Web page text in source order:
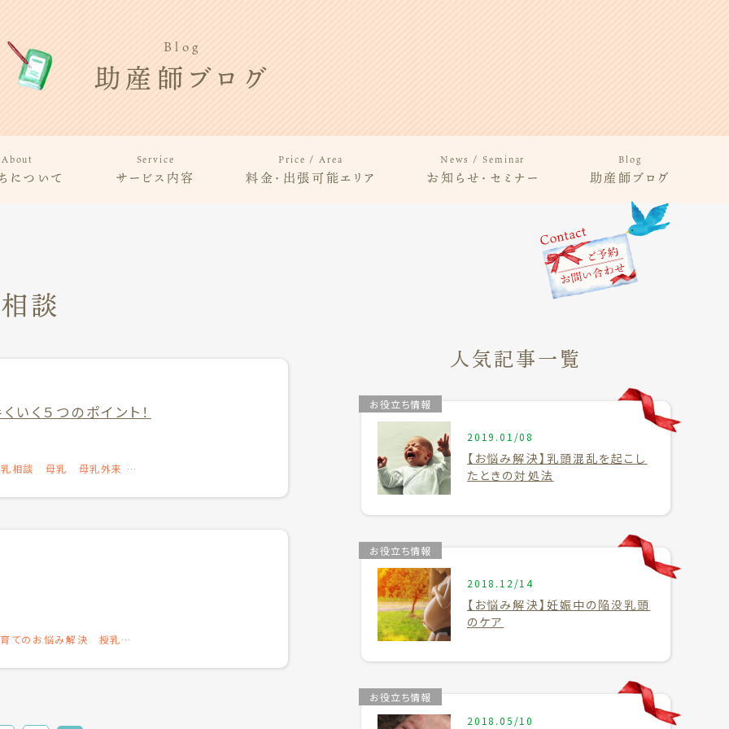
Blog
助産師ブログ
About
について
Service
サービス内容
Price / Area
料金・出張可能エリア
News / Seminar
お知らせ・セミナー
Blog
助産師ブログ
談
いく５つのポイント！
相談 母乳 母乳外来
てのお悩み解決
授乳相
人気記事一覧
2019.01/08
【お悩み解決】乳頭混乱を起こし
たときの対処法
お役立ち情報
2018.12/14
【お悩み解決】妊娠中の陥没乳頭
のケア
お役立ち情報
2018.05/10
お役立ち情報